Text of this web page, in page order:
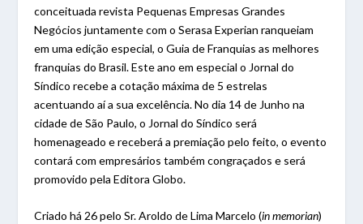
conceituada revista Pequenas Empresas Grandes
Negócios juntamente com o Serasa Experian ranqueiam
em uma edição especial, o Guia de Franquias as melhores
franquias do Brasil. Este ano em especial o Jornal do
Síndico recebe a cotação máxima de 5 estrelas
acentuando aí a sua excelência. No dia 14 de Junho na
cidade de São Paulo, o Jornal do Síndico será
homenageado e receberá a premiação pelo feito, o evento
contará com empresários também congraçados e será
promovido pela Editora Globo.
Criado há 26 pelo Sr. Aroldo de Lima Marcelo (in memorian)